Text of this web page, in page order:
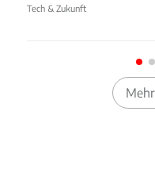
Tech & Zukunft